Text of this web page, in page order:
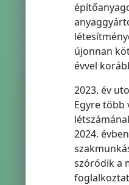
újonnan
évvel
2023. év
Egyre több
2024.
szóródik a